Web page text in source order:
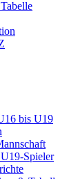
bis U19
Spieler